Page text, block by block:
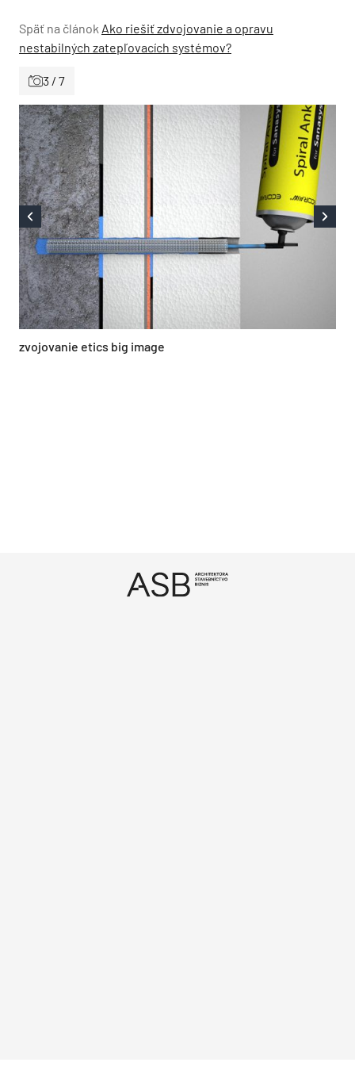
Späť na článok Ako riešiť zdvojovanie a opravu
nestabilných zatepľovacích systémov?
3 / 7
zvojovanie etics big image